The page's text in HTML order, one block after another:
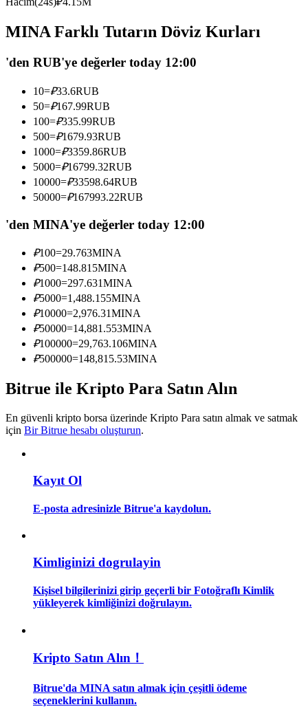
En iyi traderlarla güçlerinizi birleştirin
Kopya Tüccarı Olun
Kâr paylaşımı ve kopya ticaret komisyonlarının tadını çıkarın
Bilgi
Ticaret bilgileri vb. dahil olmak üzere büyük veri analizi.
Rehber
Nasıl kârlı kalabileceğinizi öğrenin
MINA Farklı Tutarın Döviz Kurları
'den RUB'ye değerler today 12:00
10=₽33.6RUB
50=₽167.99RUB
100=₽335.99RUB
500=₽1679.93RUB
1000=₽3359.86RUB
5000=₽16799.32RUB
10000=₽33598.64RUB
50000=₽167993.22RUB
'den MINA'ye değerler today 12:00
₽100=29.763MINA
₽500=148.815MINA
₽1000=297.631MINA
₽5000=1,488.155MINA
₽10000=2,976.31MINA
₽50000=14,881.553MINA
₽100000=29,763.106MINA
₽500000=148,815.53MINA
Bitrue ile Kripto Para Satın Alın
En güvenli kripto borsa üzerinde Kripto Para satın almak ve satmak
için Bir Bitrue hesabı oluşturun.
Kayıt Ol
E-posta adresinizle Bitrue'a kaydolun.
Kimliginizi dogrulayin
Kişisel bilgilerinizi girip geçerli bir Fotoğraflı Kimlik
yükleyerek kimliğinizi doğrulayın.
Kripto Satın Alın！
Bitrue'da MINA satın almak için çeşitli ödeme
seçeneklerini kullanın.